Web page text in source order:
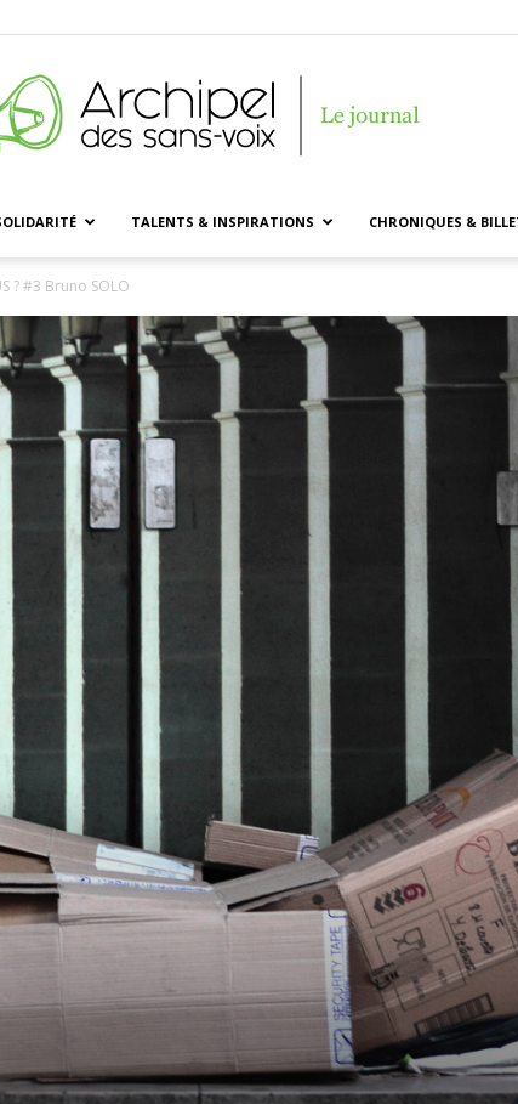
voix
TALENTS & INSPIRATIONS CHRONIQUES &
? #3 Bruno SOLO